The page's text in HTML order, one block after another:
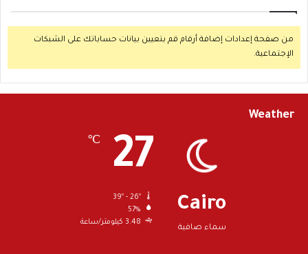
من صفحة إعدادات إضافة أرقام قم بتعيين بيانات حساباتك على الشبكات
الإجتماعية.
Weather
Cairo
سماء صافية
27
℃
57%
3.48 كيلومتر/ساعة